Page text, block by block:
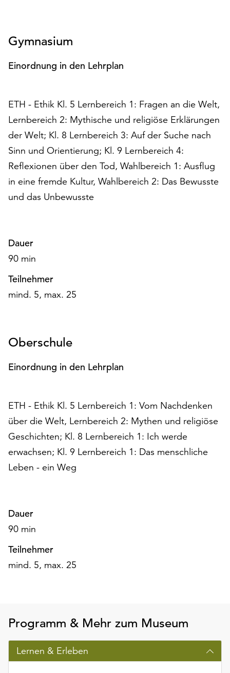
Einverständnis
jederzeit
ändern
Dafür
steht
Ihnen
am
Ende
Seite
die
Schaltfläche
Verfügung.
Funktionale
Cookies
werden
ohne
weiterhin
ausgeführt.
Möchten
verwendeten
Cookies
anpassen,
erreichen
Sie
die
Einstellungen
Schaltfläche
„Auswählen“.
Informationen
finden
oder
Impressum
.
Gymnasium
Einordnung in den Lehrplan
ETH - Ethik Kl. 5 Lernbereich 1: Fragen an die Welt,
Lernbereich 2: Mythische und religiöse Erklärungen
der Welt; Kl. 8 Lernbereich 3: Auf der Suche nach
Sinn und Orientierung; Kl. 9 Lernbereich 4:
Reflexionen über den Tod, Wahlbereich 1: Ausflug
in eine fremde Kultur, Wahlbereich 2: Das Bewusste
und das Unbewusste
Dauer
90 min
Teilnehmer
mind. 5, max. 25
Oberschule
Einordnung in den Lehrplan
ETH - Ethik Kl. 5 Lernbereich 1: Vom Nachdenken
über die Welt, Lernbereich 2: Mythen und religiöse
Geschichten; Kl. 8 Lernbereich 1: Ich werde
erwachsen; Kl. 9 Lernbereich 1: Das menschliche
Leben - ein Weg
Dauer
90 min
Teilnehmer
mind. 5, max. 25
Programm & Mehr zum Museum
Lernen & Erleben